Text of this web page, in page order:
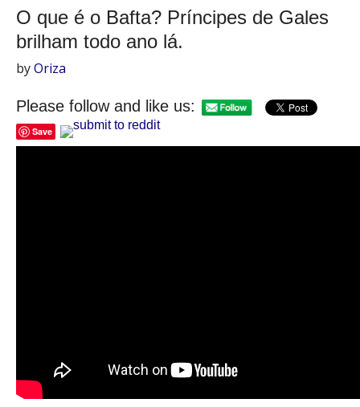
O que é o Bafta? Príncipes de Gales
brilham todo ano lá.
byOriza
Please follow and like us:
Save